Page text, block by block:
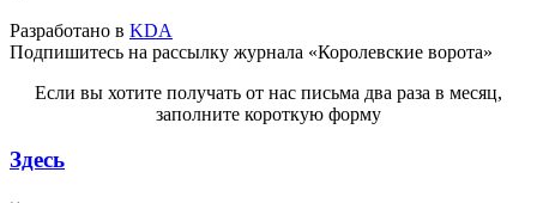
Разработано в KDA
Подпишитесь на рассылку журнала «Королевские ворота»
Если вы хотите получать от нас письма два раза в месяц,
заполните короткую форму
Здесь